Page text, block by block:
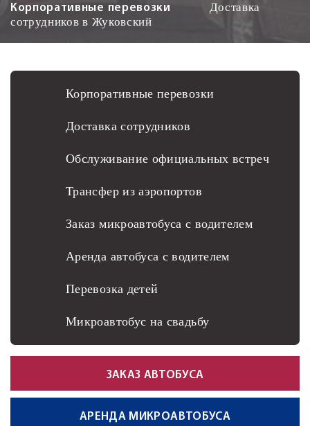
Корпоративные перевозки
Доставка
сотрудников в Жуковский
Корпоративные перевозки
Доставка сотрудников
Обслуживание официальных встреч
Трансфер из аэропортов
Заказ микроавтобуса с водителем
Аренда автобуса с водителем
Перевозка детей
Микроавтобус на свадьбу
ЗАКАЗ АВТОБУСА
АРЕНДА МИКРОАВТОБУСА